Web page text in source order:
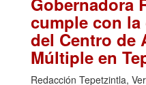
Gobernadora
cumple con
del Centro de
Múltiple en